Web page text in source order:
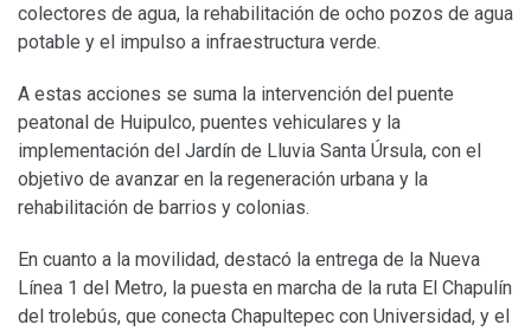
colectores de agua, la rehabilitación de ocho pozos de agua
potable y el impulso a infraestructura verde.
A estas acciones se suma la intervención del puente
peatonal de Huipulco, puentes vehiculares y la
implementación del Jardín de Lluvia Santa Úrsula, con el
objetivo de avanzar en la regeneración urbana y la
rehabilitación de barrios y colonias.
En cuanto a la movilidad, destacó la entrega de la Nueva
Línea 1 del Metro, la puesta en marcha de la ruta El Chapulín
del trolebús, que conecta Chapultepec con Universidad, y el